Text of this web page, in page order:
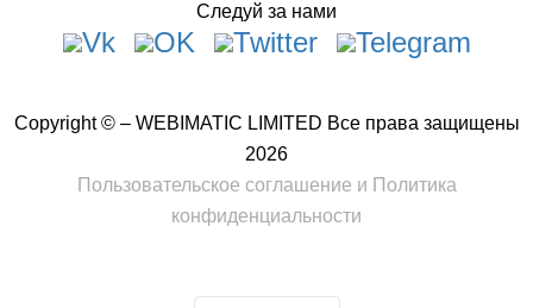
Следуй за нами
Copyright © – WEBIMATIC LIMITED Все права защищены
2026
Пользовательское соглашение и Политика
конфиденциальности